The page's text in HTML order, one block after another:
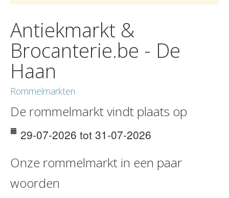
Antiekmarkt &
Brocanterie.be - De
Haan
Rommelmarkten
De rommelmarkt vindt plaats op
29-07-2026 tot 31-07-2026
Onze rommelmarkt in een paar
woorden